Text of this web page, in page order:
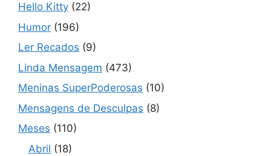
Hello Kitty (22)
Humor (196)
Ler Recados (9)
Linda Mensagem (473)
Meninas SuperPoderosas (10)
Mensagens de Desculpas (8)
Meses (110)
Abril (18)